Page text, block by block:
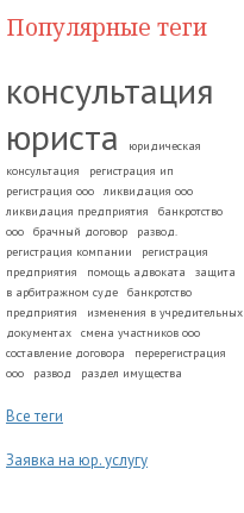
Популярные теги
консультация
юриста
юридическая
консультация
регистрация ип
регистрация ооо
ликвидация ооо
ликвидация предприятия
банкротство
ооо
брачный договор
развод.
регистрация компании
регистрация
предприятия
помощь адвоката
защита
в арбитражном суде
банкротство
предприятия
изменения в учредительных
документах
смена участников ооо
составление договора
перерегистрация
ооо
развод раздел имущества
Все теги
Заявка на юр. услугу